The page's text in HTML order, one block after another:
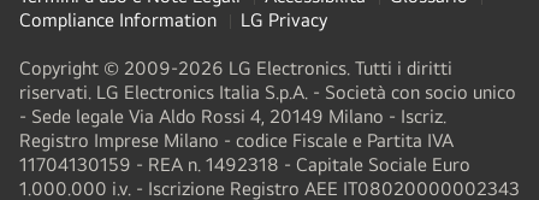
Compliance Information
LG Privacy
Copyright © 2009-2026 LG Electronics. Tutti i diritti
riservati. LG Electronics Italia S.p.A. - Società con socio unico
- Sede legale Via Aldo Rossi 4, 20149 Milano - Iscriz.
Registro Imprese Milano - codice Fiscale e Partita IVA
11704130159 - REA n. 1492318 - Capitale Sociale Euro
1.000.000 i.v. - Iscrizione Registro AEE IT08020000002343​